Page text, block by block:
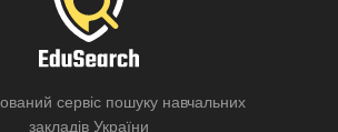
сервіс пошуку навчальних
закладів України